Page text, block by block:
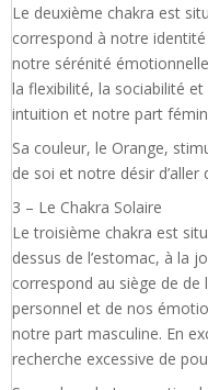
Le deuxième chakra est
correspond à notre
notre sérénité
la flexibilité, la sociabilité
intuition et notre part
Sa couleur, le Orange,
de soi et notre désir d’aller
3 – Le Chakra Solaire
Le troisième chakra est
dessus de l’estomac, à la
correspond au siège de
personnel et de nos
notre part masculine. En
recherche excessive de